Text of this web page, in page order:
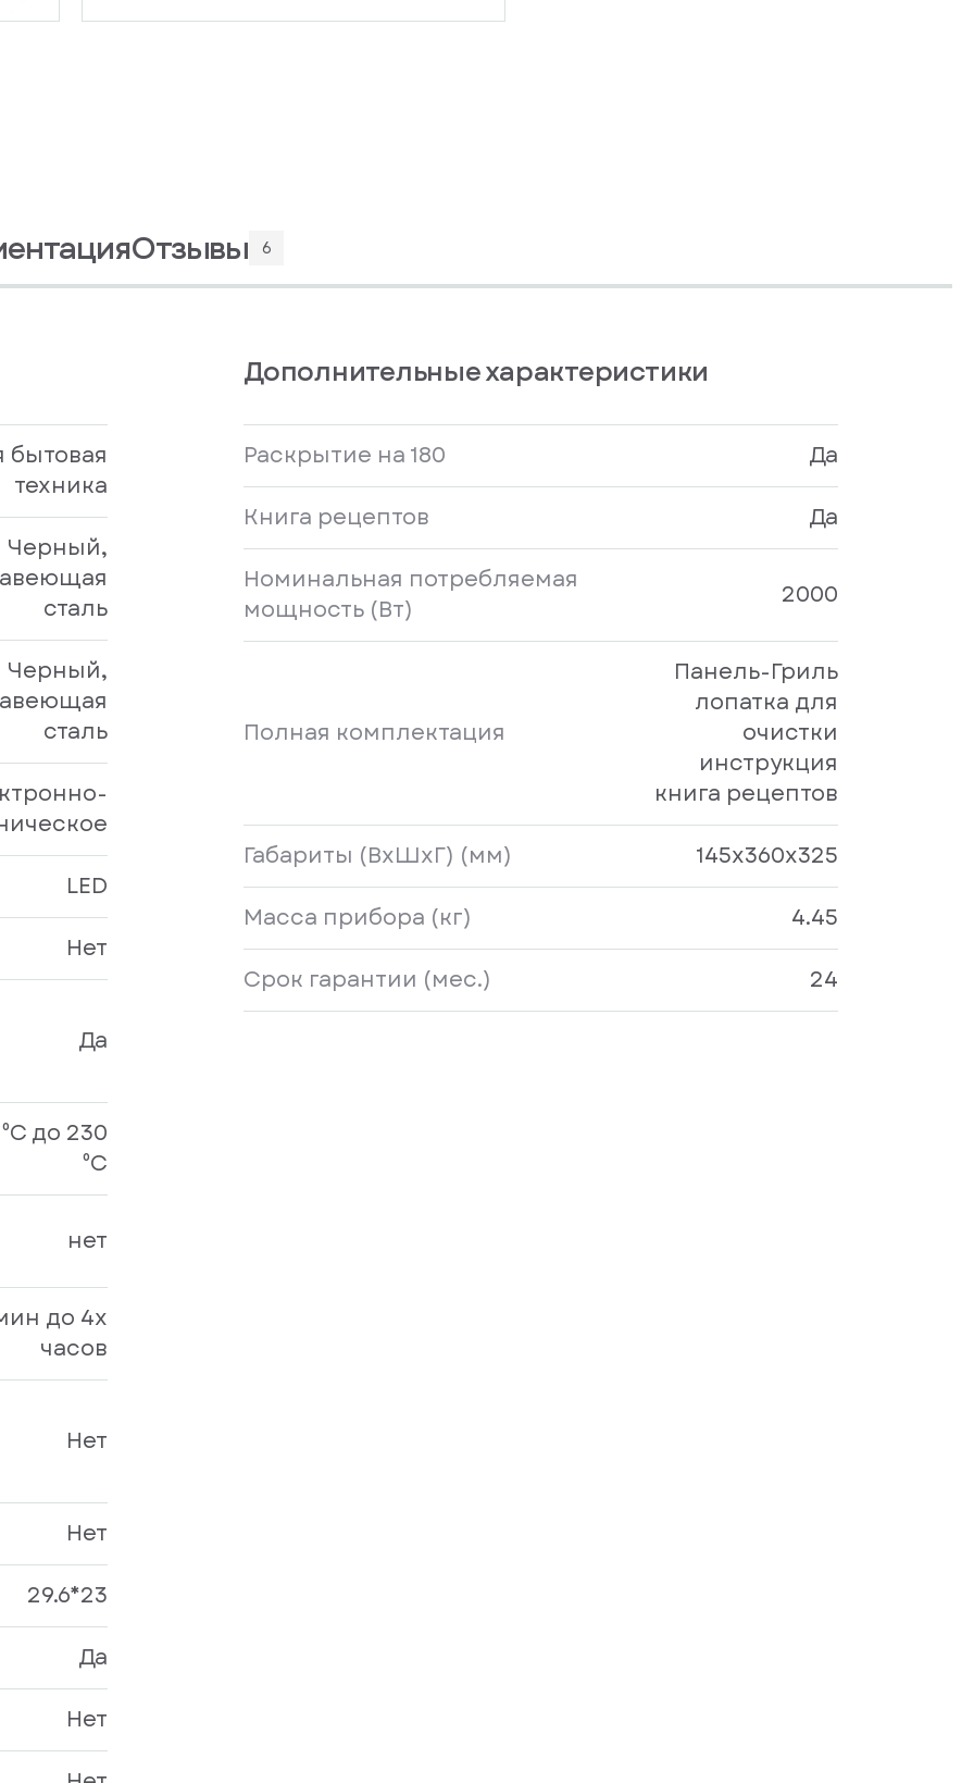
Отзывы 6
бытовая
техника
Черный,
сталь
Черный,
сталь
LED
Нет
Да
до 230
⁰С
нет
до 4х
часов
Нет
Нет
29.6*23
Да
Нет
Дополнительные характеристики
Раскрытие на 180
Да
Книга рецептов
Да
Номинальная потребляемая
мощность (Вт)
2000
Полная комплектация
Панель-Гриль
лопатка для
очистки
инструкция
книга рецептов
Габариты (ВxШхГ) (мм)
145x360x325
Масса прибора (кг)
4.45
Срок гарантии (мес.)
24